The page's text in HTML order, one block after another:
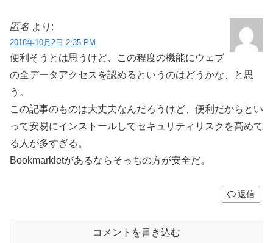
匿名 より:
2018年10月2日 2:35 PM
便利そうとは思うけど、この程度の機能にウェブ
の全データアクセスを認めるというのはどうかな、と思
う。
この記事のものは大丈夫なんだろうけど、便利だからとい
って安易にインストールしてセキュリティリスクを高めて
る人が多すぎる。
Bookmarkletがあるならそっちの方が安全だ。
返信
コメントを書き込む